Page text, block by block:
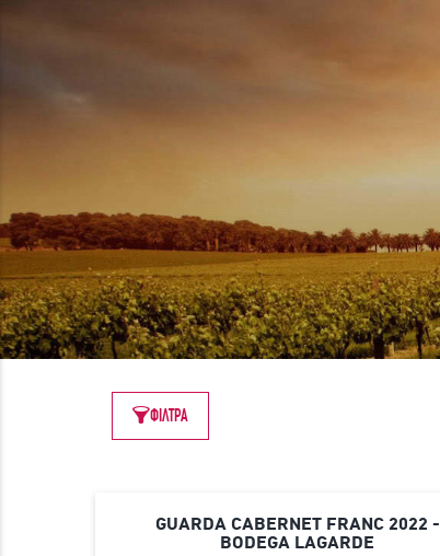
ΦΙΛΤΡΑ
GUARDA CABERNET FRANC 2022 -
BODEGA LAGARDE